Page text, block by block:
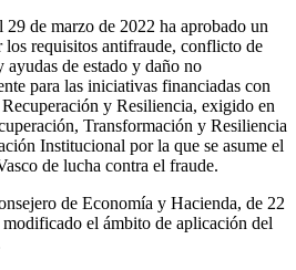
de marzo de 2022 ha aprobado un
los requisitos antifraude, conflicto de
de estado y daño no
para las iniciativas financiadas con
y Resiliencia, exigido en
Transformación y Resiliencia
Institucional por la que se asume el
de lucha contra el fraude.
de Economía y Hacienda, de 22
el ámbito de aplicación del